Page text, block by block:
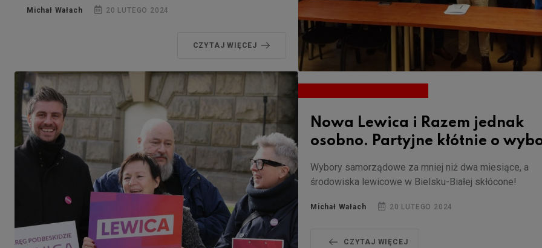
Michał Wałach 20 LUTEGO 2024
CZYTAJ WIĘCEJ
Nowa Lewica i Razem jednak
osobno. Partyjne kłótnie o
Wybory samorządowe za mniej niż dwa miesiące, a
środowiska lewicowe w Bielsku-Białej skłócone!
Michał Wałach 20 LUTEGO 2024
CZYTAJ WIĘCEJ